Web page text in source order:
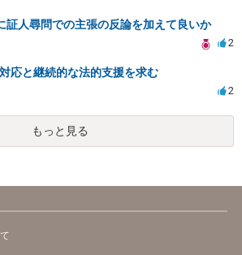
証人尋問での主張の反論を加えて良いか
2
応と継続的な法的支援を求む
2
もっと見る